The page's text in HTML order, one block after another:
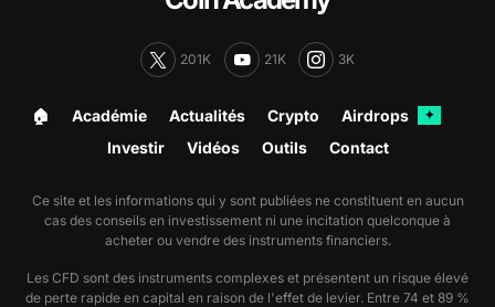
201K 21K 3K
🏠︎ Académie Actualités Crypto Airdrops ✦
Investir Vidéos Outils Contact
Ce site et les informations qui y sont publiées ne constituent en aucun
cas des conseils en investissement ni une incitation quelconque à
acheter ou vendre des instruments financiers.
Les CFD sont des instruments complexes et présentent un risque élevé
de perte rapide en capital en raison de l'effet de levier. Entre 74 et 89 %